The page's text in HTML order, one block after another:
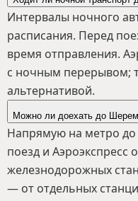
Интервалы ночного
расписания. Перед
время отправления.
с ночным перерывом;
альтернативой.
Можно ли доехать до
Напрямую на метро
поезд и Аэроэкспресс
железнодорожных
— от отдельных